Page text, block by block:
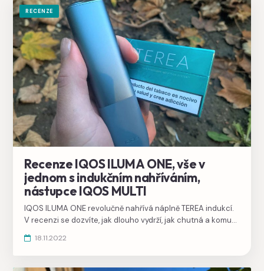
RECENZE
Recenze IQOS ILUMA ONE, vše v
jednom s indukčním nahříváním,
nástupce IQOS MULTI
IQOS ILUMA ONE revolučně nahřívá náplně TEREA indukcí.
V recenzi se dozvíte, jak dlouho vydrží, jak chutná a komu
nikdy nebude potřeba čistit.
18.11.2022